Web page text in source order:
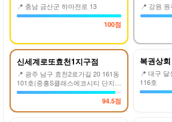
📍 충남 금산군 하마전로 13
100점
📍 강원
신세계로또효천1지구점
📍 광주 남구 효천2로가길 20 161동
101호(중흥S클래스에코시티 단지내
상가
94.5점
복권상회
📍 대구
116호